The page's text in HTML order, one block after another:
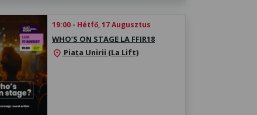
19:00 - Hétfő, 17 Augusztus
WHO’S ON STAGE LA FFIR18
location_on Piața Unirii (La Lift)